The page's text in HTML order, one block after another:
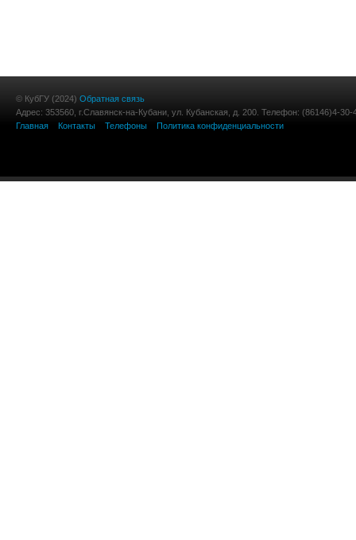
© КубГУ (2024) Обратная связь
Адрес: 353560, г.Славянск-на-Кубани, ул. Кубанская, д. 200. Телефон: (86146)4-30-
Главная
Контакты Телефоны Политика конфиденциальности